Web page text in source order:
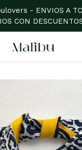
- ENVIOS A
CON